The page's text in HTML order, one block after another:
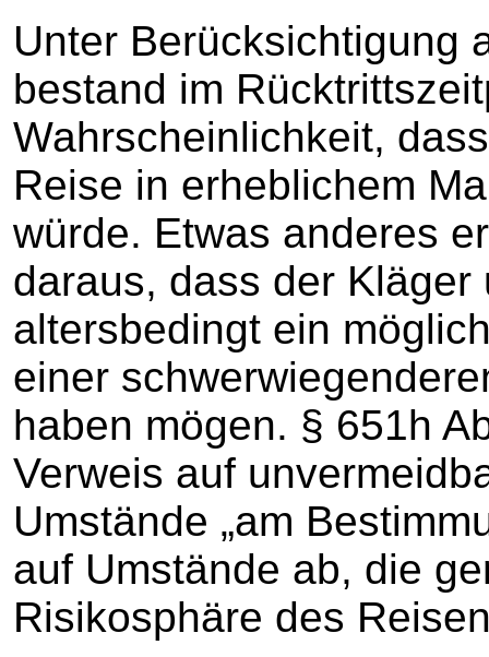
Unter Berücksichtigung
bestand im
Wahrscheinlichkeit,
Reise in erheblichem
würde. Etwas anderes
daraus, dass der
altersbedingt ein
einer
haben mögen. § 651h
Verweis auf
Umstände „am
auf Umstände ab, die
Risikosphäre des